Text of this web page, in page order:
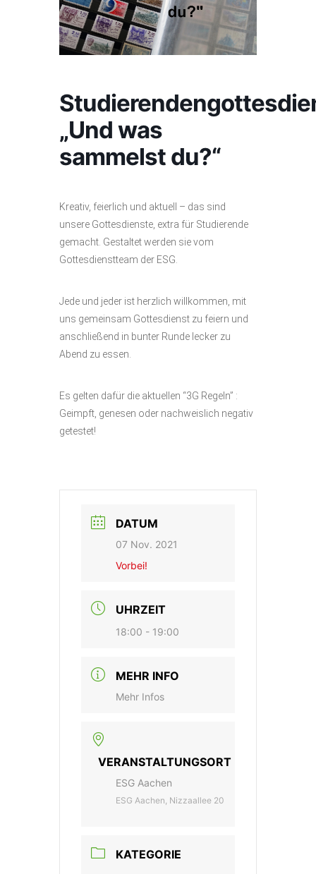
„Und was
sammelst du?“
Kreativ, feierlich und aktuell – das sind
unsere Gottesdienste, extra für Studierende
gemacht. Gestaltet werden sie vom
Gottesdienstteam der ESG.
Jede und jeder ist herzlich willkommen, mit
uns gemeinsam Gottesdienst zu feiern und
anschließend in bunter Runde lecker zu
Abend zu essen.
Es gelten dafür die aktuellen “3G Regeln” :
Geimpft, genesen oder nachweislich negativ
getestet!
DATUM
07 Nov. 2021
Vorbei!
UHRZEIT
18:00 - 19:00
MEHR INFO
Mehr Infos
VERANSTALTUNGSORT
ESG Aachen
ESG Aachen, Nizzaallee 20
KATEGORIE